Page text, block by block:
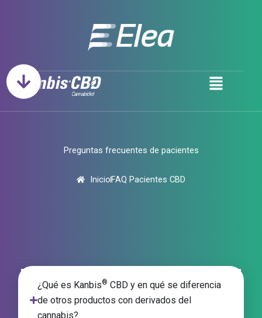
Menu
Preguntas frecuentes de pacientes
InicioFAQ Pacientes CBD
¿Qué es Kanbis® CBD y en qué se diferencia
de otros productos con derivados del
cannabis?